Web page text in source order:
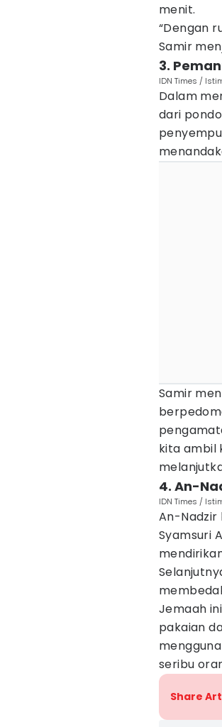
menit.
“Dengan
Samir
3.
IDN Times /
Dalam
dari
Samir
kita ambil
4. An-
IDN Times /
An-Nadzir
Syamsuri
Jemaah
pakaian
seribu
Share